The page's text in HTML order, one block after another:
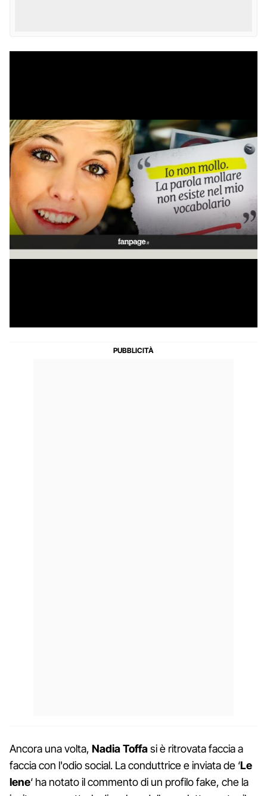
Ancora una volta, Nadia Toffasi è ritrovata faccia a
faccia con l'odio social. La conduttrice e inviata de ‘Le
Iene‘ ha notato il commento di un profilo fake, che la